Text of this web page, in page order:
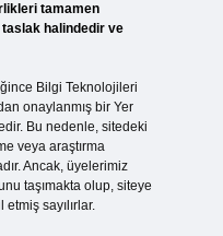
tamamen
halindedir ve
Bilgi Teknolojileri
onaylanmış bir Yer
Bu nedenle, sitedeki
veya araştırma
Ancak, üyelerimiz
taşımakta olup, siteye
sayılırlar.